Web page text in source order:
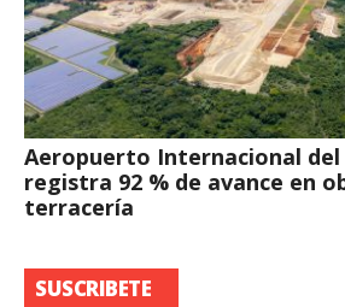
Aeropuerto Internacional del
registra 92 % de avance en
terracería
SUSCRIBETE